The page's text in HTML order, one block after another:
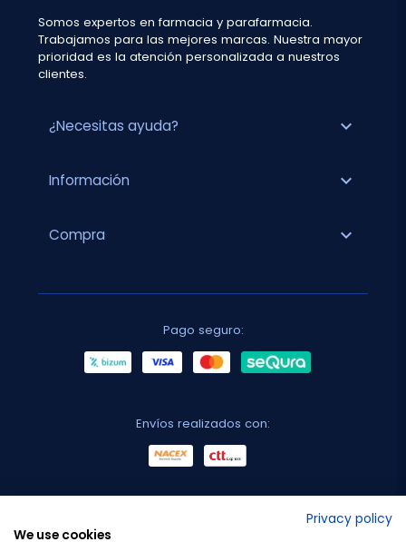
Somos expertos en farmacia y parafarmacia.
Trabajamos para las mejores marcas. Nuestra mayor
prioridad es la atención personalizada a nuestros
clientes.
¿Necesitas ayuda? expand_more
Información expand_more
Compra expand_more
Pago seguro:
Envíos realizados con:
Privacy policy
We use cookies